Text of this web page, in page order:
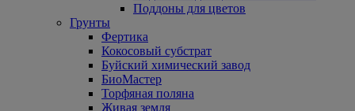
Поддоны для цветов
Грунты
Фертика
Кокосовый субстрат
Буйский химический завод
БиоМастер
Торфяная поляна
Живая земля